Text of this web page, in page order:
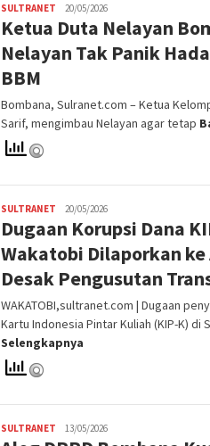
SULTRANET Satrio
Bimantoro
20/05/2026
Ketua Duta Nelayan
Nelayan Tak Panik
BBM
Bombana, Sulranet.com – Ketua
Sarif, mengimbau Nelayan agar tetap
SULTRANET admin
SN
20/05/2026
Dugaan Korupsi Dana
Wakatobi Dilaporkan ke
Desak Pengusutan
WAKATOBI,sultranet.com | Dugaan
Kartu Indonesia Pintar Kuliah (KIP-K) di
Selengkapnya
SULTRANET admin
SN
13/05/2026